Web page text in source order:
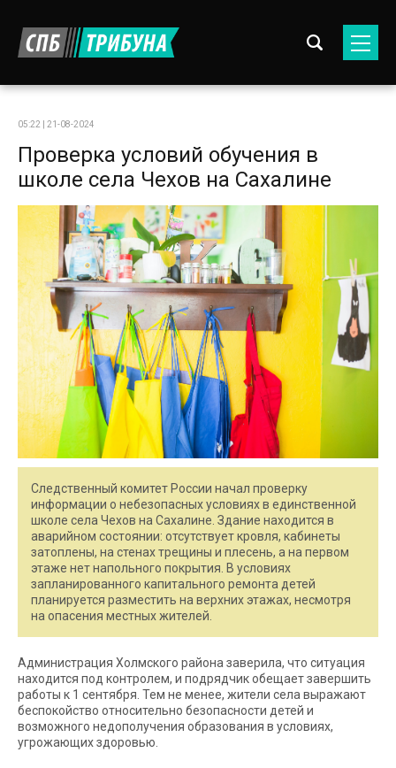
05:22 | 21-08-2024
Проверка условий обучения в
школе села Чехов на Сахалине
Следственный комитет России начал проверку
информации о небезопасных условиях в единственной
школе села Чехов на Сахалине. Здание находится в
аварийном состоянии: отсутствует кровля, кабинеты
затоплены, на стенах трещины и плесень, а на первом
этаже нет напольного покрытия. В условиях
запланированного капитального ремонта детей
планируется разместить на верхних этажах, несмотря
на опасения местных жителей.
Администрация Холмского района заверила, что ситуация
находится под контролем, и подрядчик обещает завершить
работы к 1 сентября. Тем не менее, жители села выражают
беспокойство относительно безопасности детей и
возможного недополучения образования в условиях,
угрожающих здоровью.